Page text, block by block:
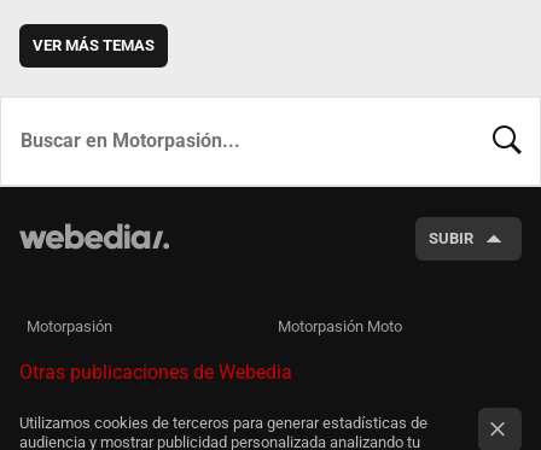
VER MÁS TEMAS
SUBIR
Motorpasión Motorpasión Moto
Otras publicaciones de Webedia
Utilizamos cookies de terceros para generar estadísticas de
audiencia y mostrar publicidad personalizada analizando tu